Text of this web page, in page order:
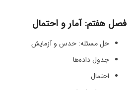
فصل هفتم: آمار و احتمال
حل مسئله: حدس و آزمایش
جدول داده‌ها
احتمال